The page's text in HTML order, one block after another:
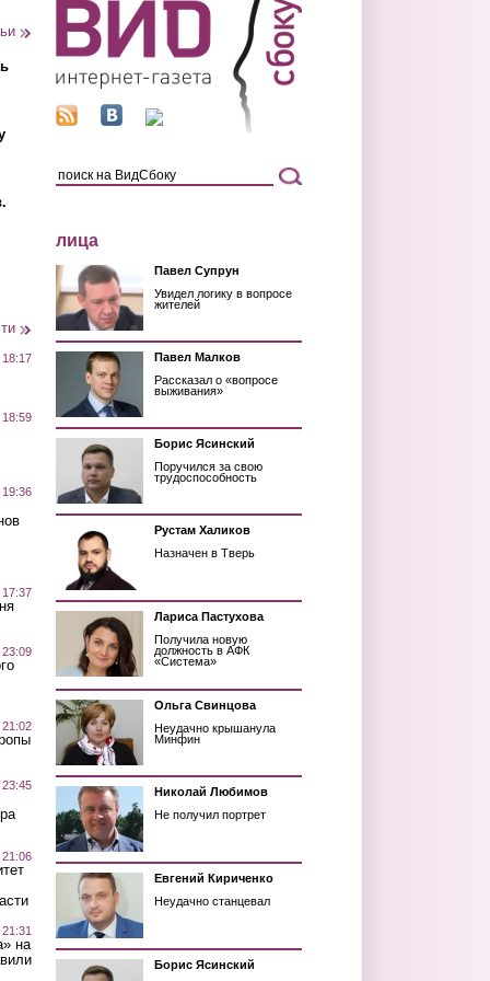
18:17
18:59
19:36
на
лица
Павел Супрун
Увидел логику в вопросе
жителей
Павел Малков
Рассказал о «вопросе
выживания»
Борис Ясинский
Поручился за свою
трудоспособность
Рустам Халиков
Назначен в Тверь
Лариса Пастухова
Получила новую
должность в АФК
«Система»
Ольга Свинцова
Неудачно крышанула
Минфин
Николай Любимов
Не получил портрет
Евгений Кириченко
Неудачно станцевал
Борис Ясинский